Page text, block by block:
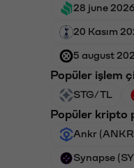
28 june
20 Kasım
5 august
Popüler işlem
STG/TL
Popüler kripto
Ankr
Synapse